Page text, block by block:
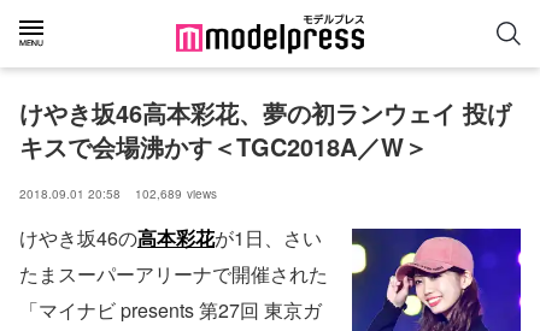
けやき坂46高本彩花、夢の初ランウェイ 投げ
キスで会場沸かす＜TGC2018A／W＞
2018.09.01 20:58 102,689 views
けやき坂46の高本彩花が1日、さい
たまスーパーアリーナで開催された
「マイナビ presents 第27回 東京ガ